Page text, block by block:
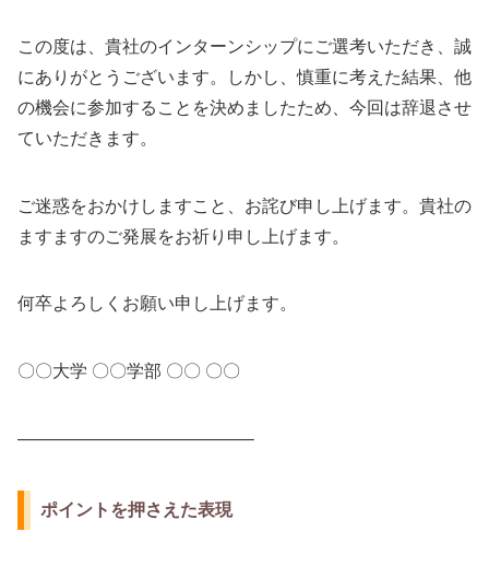
この度は、貴社のインターンシップにご選考いただき、誠
にありがとうございます。しかし、慎重に考えた結果、他
の機会に参加することを決めましたため、今回は辞退させ
ていただきます。
ご迷惑をおかけしますこと、お詫び申し上げます。貴社の
ますますのご発展をお祈り申し上げます。
何卒よろしくお願い申し上げます。
〇〇大学 〇〇学部 〇〇 〇〇
—————————————–
ポイントを押さえた表現